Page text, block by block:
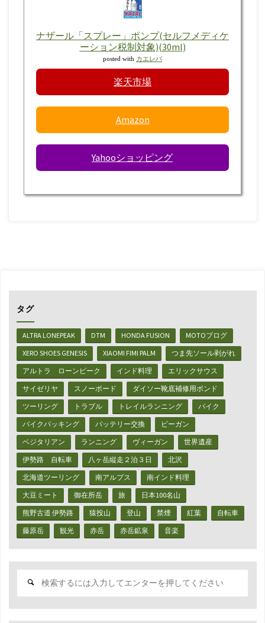
ナザール「スプレー」ポンプ(セルフメディケ
ーション税制対象)(30ml)
posted with カエレバ
楽天市場
Amazon
Yahooショッピング
タグ
ALTRA LONEPEAK DTM HONDA FUSION
MOTOブログ
XERO SHOES GENESIS
XIAOMI FIMI PALM
つま先ソール剥がれ
アルトラ ローンピーク
インド料理
エリックサウス
サイゼリヤ
スノーボード
ダイソー靴底補修用ボンド
ツーリング
トラブル トレイルランニング
バイク
バイクパッキング
バッテリー交換
ビーガン
ベジタリアン
ランニング ヴィーガン
世界遺産
伊勢路 自転車
八ヶ岳縦走２泊３日
北沢
北海道ツーリング
南アルプス
南インド料理
大豆ミート
御在所岳 旅
日本100名山
熊野古道 伊勢路
猿投山 登山 禁煙 紅葉
自転車
藤原岳
観光 赤岳 赤岳鉱泉 音楽
象: